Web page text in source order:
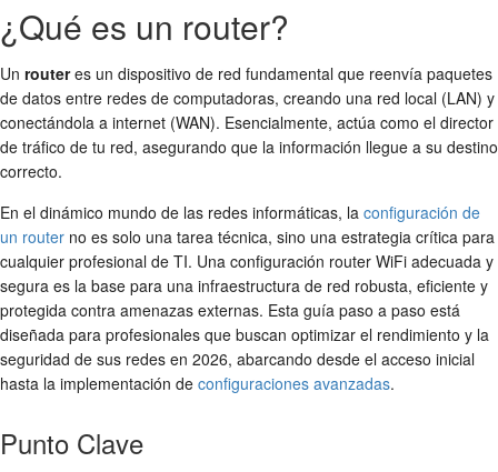
¿Qué es un router?
Un routeres un dispositivo de red fundamental que reenvía paquetes
de datos entre redes de computadoras, creando una red local (LAN) y
conectándola a internet (WAN). Esencialmente, actúa como el director
de tráfico de tu red, asegurando que la información llegue a su destino
correcto.
En el dinámico mundo de las redes informáticas, la configuración de
un router no es solo una tarea técnica, sino una estrategia crítica para
cualquier profesional de TI. Una configuración router WiFi adecuada y
segura es la base para una infraestructura de red robusta, eficiente y
protegida contra amenazas externas. Esta guía paso a paso está
diseñada para profesionales que buscan optimizar el rendimiento y la
seguridad de sus redes en 2026, abarcando desde el acceso inicial
hasta la implementación de configuraciones avanzadas.
Punto Clave